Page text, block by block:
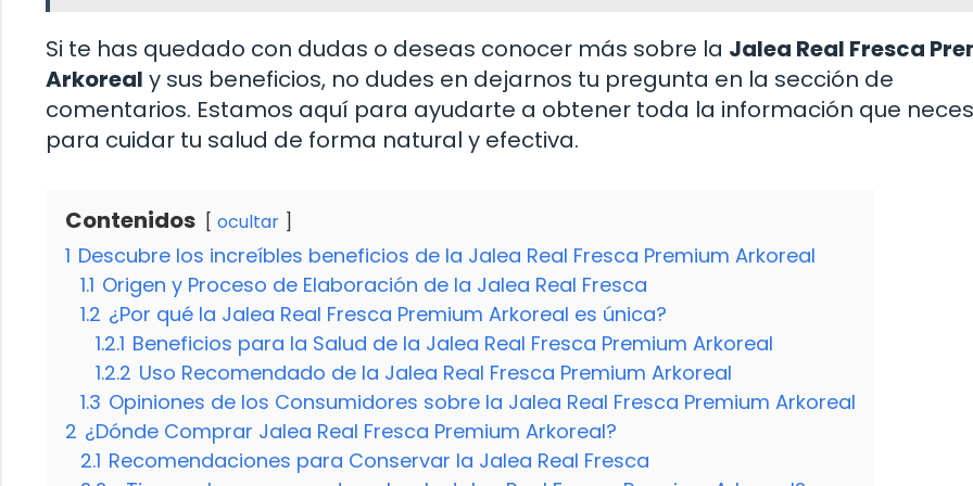
Si te has quedado con dudas o deseas conocer más sobre la Jalea Real Fresca
Arkoreal y sus beneficios, no dudes en dejarnos tu pregunta en la sección de
comentarios. Estamos aquí para ayudarte a obtener toda la información que
para cuidar tu salud de forma natural y efectiva.
Contenidos ocultar
1 Descubre los increíbles beneficios de la Jalea Real Fresca Premium Arkoreal
1.1 Origen y Proceso de Elaboración de la Jalea Real Fresca
1.2 ¿Por qué la Jalea Real Fresca Premium Arkoreal es única?
1.2.1 Beneficios para la Salud de la Jalea Real Fresca Premium Arkoreal
1.2.2 Uso Recomendado de la Jalea Real Fresca Premium Arkoreal
1.3 Opiniones de los Consumidores sobre la Jalea Real Fresca Premium Arkoreal
2 ¿Dónde Comprar Jalea Real Fresca Premium Arkoreal?
2.1 Recomendaciones para Conservar la Jalea Real Fresca